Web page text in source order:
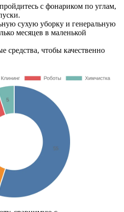
с фонариком по углам,
сухую уборку и генеральную
месяцев в маленькой
средства, чтобы качественно